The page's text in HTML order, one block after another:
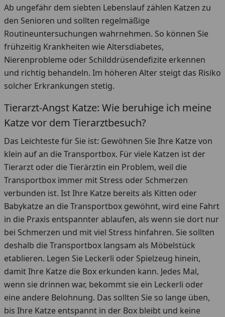
Ab ungefähr dem siebten Lebenslauf zählen Katzen zu
den Senioren und sollten regelmäßige
Routineuntersuchungen wahrnehmen. So können Sie
frühzeitig Krankheiten wie Altersdiabetes,
Nierenprobleme oder Schilddrüsendefizite erkennen
und richtig behandeln. Im höheren Alter steigt das Risiko
solcher Erkrankungen stetig.
Tierarzt-Angst Katze: Wie beruhige ich meine
Katze vor dem Tierarztbesuch?
Das Leichteste für Sie ist: Gewöhnen Sie Ihre Katze von
klein auf an die Transportbox. Für viele Katzen ist der
Tierarzt oder die Tierärztin ein Problem, weil die
Transportbox immer mit Stress oder Schmerzen
verbunden ist. Ist Ihre Katze bereits als Kitten oder
Babykatze an die Transportbox gewöhnt, wird eine Fahrt
in die Praxis entspannter ablaufen, als wenn sie dort nur
bei Schmerzen und mit viel Stress hinfahren. Sie sollten
deshalb die Transportbox langsam als Möbelstück
etablieren. Legen Sie Leckerli oder Spielzeug hinein,
damit Ihre Katze die Box erkunden kann. Jedes Mal,
wenn sie drinnen war, bekommt sie ein Leckerli oder
eine andere Belohnung. Das sollten Sie so lange üben,
bis Ihre Katze entspannt in der Box bleibt und keine